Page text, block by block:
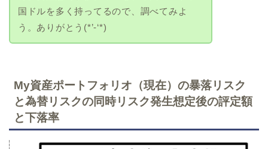
国ドルを多く持ってるので、調べてみよ
う。ありがとう(*’-‘*)
My資産ポートフォリオ（現在）の暴落リスク
と為替リスクの同時リスク発生想定後の評定額
と下落率